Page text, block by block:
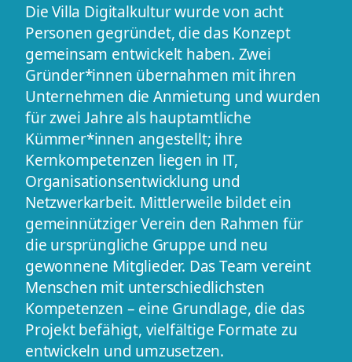
Die Villa Digitalkultur wurde von acht
Personen gegründet, die das Konzept
gemeinsam entwickelt haben. Zwei
Gründer*innen übernahmen mit ihren
Unternehmen die Anmietung und wurden
für zwei Jahre als hauptamtliche
Kümmer*innen angestellt; ihre
Kernkompetenzen liegen in IT,
Organisationsentwicklung und
Netzwerkarbeit. Mittlerweile bildet ein
gemeinnütziger Verein den Rahmen für
die ursprüngliche Gruppe und neu
gewonnene Mitglieder. Das Team vereint
Menschen mit unterschiedlichsten
Kompetenzen – eine Grundlage, die das
Projekt befähigt, vielfältige Formate zu
entwickeln und umzusetzen.